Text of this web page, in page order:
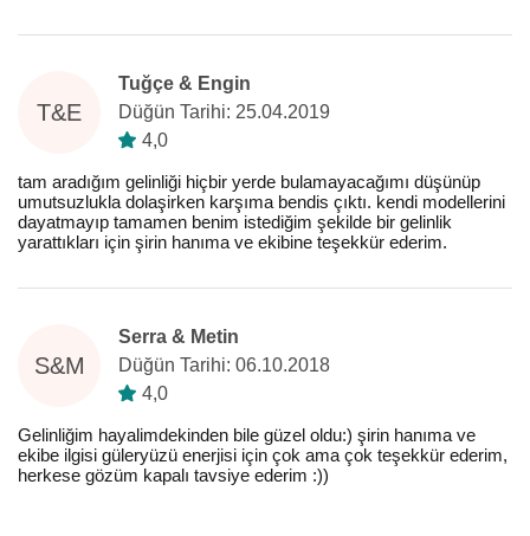
T&E
Tuğçe & Engin
Düğün Tarihi: 25.04.2019
4,0
tam aradığım gelinliği hiçbir yerde bulamayacağımı düşünüp
umutsuzlukla dolaşirken karşıma bendis çıktı. kendi modellerini
dayatmayıp tamamen benim istediğim şekilde bir gelinlik
yarattıkları için şirin hanıma ve ekibine teşekkür ederim.
S&M
Serra & Metin
Düğün Tarihi: 06.10.2018
4,0
Gelinliğim hayalimdekinden bile güzel oldu:) şirin hanıma ve
ekibe ilgisi güleryüzü enerjisi için çok ama çok teşekkür ederim,
herkese gözüm kapalı tavsiye ederim :))